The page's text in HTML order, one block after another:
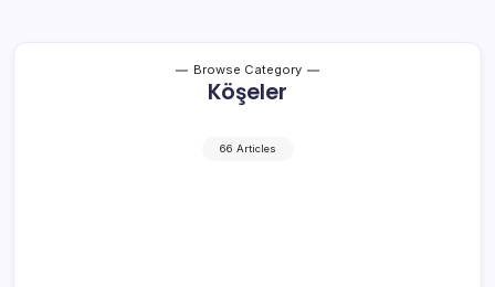
Browse Category
Köşeler
66 Articles